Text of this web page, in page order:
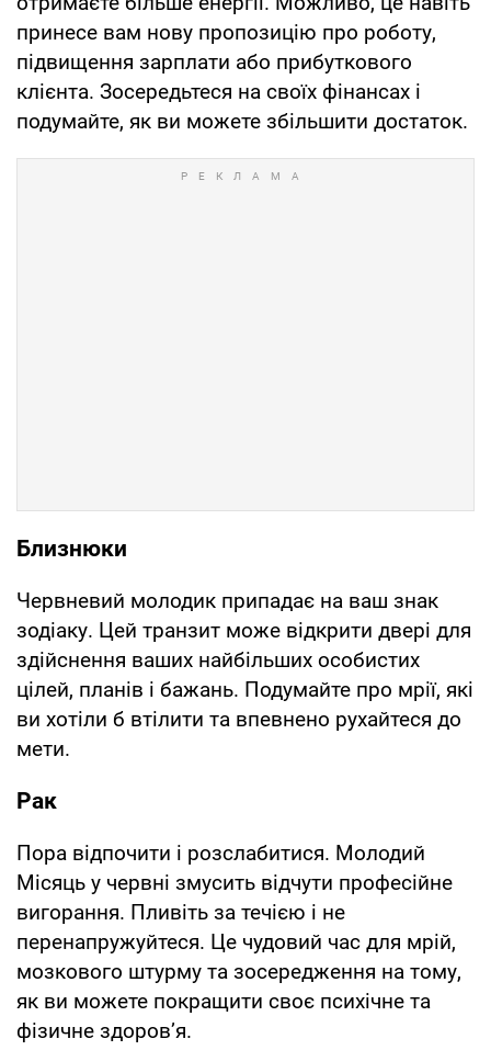
принесе вам нову пропозицію про роботу,
підвищення зарплати або прибуткового
клієнта. Зосередьтеся на своїх фінансах і
подумайте, як ви можете збільшити достаток.
Близнюки
Червневий молодик припадає на ваш знак
зодіаку. Цей транзит може відкрити двері для
здійснення ваших найбільших особистих
цілей, планів і бажань. Подумайте про мрії, які
ви хотіли б втілити та впевнено рухайтеся до
мети.
Рак
Пора відпочити і розслабитися. Молодий
Місяць у червні змусить відчути професійне
вигорання. Пливіть за течією і не
перенапружуйтеся. Це чудовий час для мрій,
мозкового штурму та зосередження на тому,
як ви можете покращити своє психічне та
фізичне здоров’я.